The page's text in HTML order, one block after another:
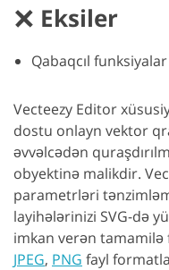
Eksiler
Qabaqcıl
Vecteezy Editor
dostu onlayn vektor
əvvəlcədən
obyektinə malikdir.
parametrləri
layihələrinizi SVG-də
imkan verən
JPEG, PNG fayl